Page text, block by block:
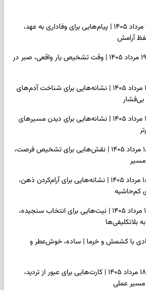
فال انبیا امروز دوشنبه ۱۹ مرداد ۱۴۰۵ | پیام‌هایی برای وفاداری به عهد،
آرامش
فال حافظ امروز دوشنبه ۱۹ مرداد ۱۴۰۵ | وقت تشخیص یار واقعی، صبر در
فال اسم امروز یکشنبه ۱۸ مرداد ۱۴۰۵ | نشانه‌هایی برای شناخت آدم‌های
بی‌فشار
فال چای امروز یکشنبه ۱۸ مرداد ۱۴۰۵ | نشانه‌هایی برای دیدن مسیرهای
فال قهوه امروز یکشنبه ۱۸ مرداد ۱۴۰۵ | نقش‌هایی برای تشخیص فرصت،
فال شمع امروز یکشنبه ۱۸ مرداد ۱۴۰۵ | نشانه‌هایی برای آرام‌کردن ذهن،
کم‌حاشیه
فال ابجد امروز یکشنبه ۱۸ مرداد ۱۴۰۵ | نیت‌هایی برای انتخاب سنجیده،
بلاتکلیفی‌ها
با کشمش و خرما | ساده، خوش‌عطر و
فال تاروت امروز یکشنبه ۱۸ مرداد ۱۴۰۵ | کارت‌هایی برای عبور از تردید،
مسیر عملی